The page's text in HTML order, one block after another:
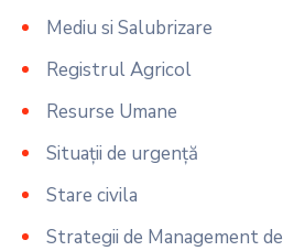
Mediu si Salubrizare
Registrul Agricol
Resurse Umane
Situații de urgență
Stare civila
Strategii de Management